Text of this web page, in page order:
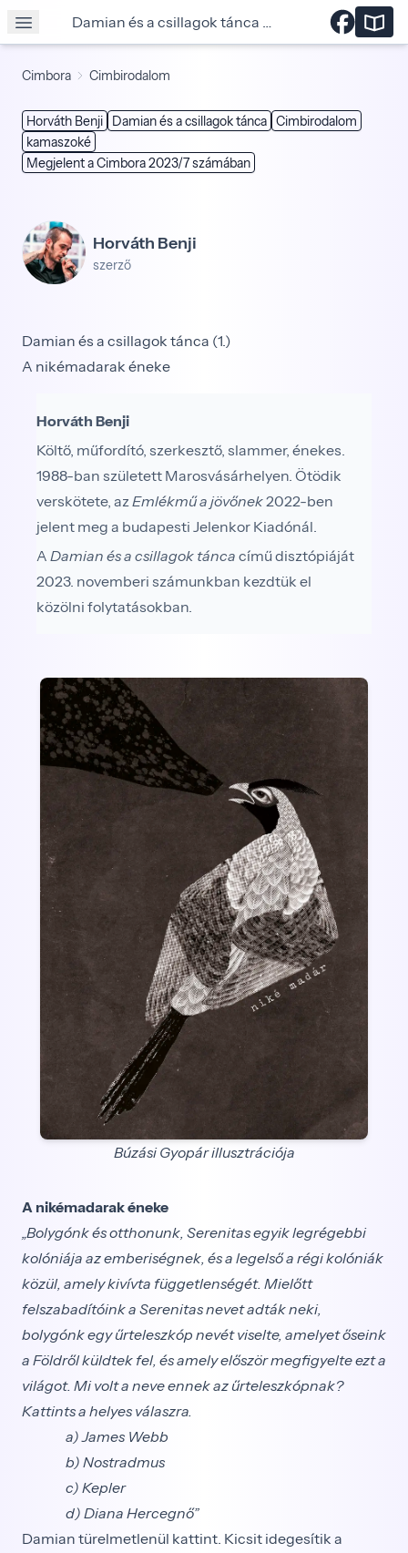
Damian és a csillagok tánca (1.)
Cimbora Cimbirodalom
Horváth Benji Damian és a csillagok tánca Cimbirodalom
kamaszoké
Megjelent a Cimbora 2023/7 számában
Horváth Benji
szerző
Damian és a csillagok tánca (1.)
A nikémadarak éneke
Horváth Benji
Költő, műfordító, szerkesztő, slammer, énekes.
1988-ban született Marosvásárhelyen. Ötödik
verskötete, azEmlékmű a jövőnek2022-ben
jelent meg a budapesti Jelenkor Kiadónál.
A Damian és a csillagok tánca című disztópiáját
2023. novemberi számunkban kezdtük el
közölni folytatásokban.
Búzási Gyopár illusztrációja
A nikémadarak éneke
„Bolygónk és otthonunk, Serenitas egyik legrégebbi
kolóniája az emberiségnek, és a legelső a régi kolóniák
közül, amely kivívta függetlenségét. Mielőtt
felszabadítóink a Serenitas nevet adták neki,
bolygónk egy űrteleszkóp nevét viselte, amelyet őseink
a Földről küldtek fel, és amely először megfigyelte ezt a
világot. Mi volt a neve ennek az űrteleszkópnak?
Kattints a helyes válaszra.
a) James Webb
b) Nostradmus
c) Kepler
d) Diana Hercegnő”
Damian türelmetlenül kattint. Kicsit idegesítik a